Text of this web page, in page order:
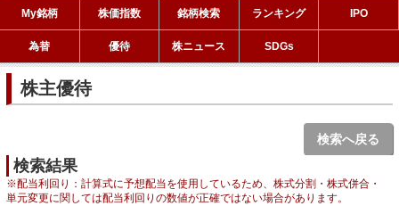
My銘柄 株価指数 銘柄検索 ランキング IPO
為替 優待 株ニュース SDGs
株主優待
検索へ戻る
検索結果
※配当利回り：計算式に予想配当を使用しているため、株式分割・株式併合・
単元変更に関しては配当利回りの数値が正確ではない場合があります。